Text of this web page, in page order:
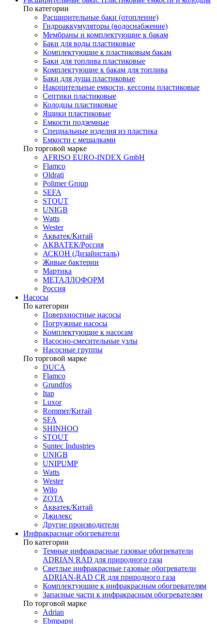
По категории
Расширительные баки (отопление)
Гидроаккумуляторы (водоснабжение)
Мембраны и комплектующие к бакам
Баки для воды пластиковые
Комплектующие к пластиковым бакам
Баки для топлива пластиковые
Комплектующие к бакам для топлива
Баки для душа пластиковые
Накопительные емкости, кессоны пластиковые
Септики пластиковые
Колодцы пластиковые
Ящики пластиковые
Емкости подземные
Специальные изделия из пластика
Емкости с мешалками
По торговой марке
AFRISO EURO-INDEX GmbH
Flamco
Oldrati
Polimer Group
SEFA
STOUT
UNIGB
Watts
Wester
Акватек/Китай
АКВАТЕК/Россия
АСКОН (Дизайнсталь)
Живые бактерии
Мартика
МЕТАЛЛОФОРМ
Россия
Насосы
По категории
Поверхностные насосы
Погружные насосы
Комплектующие к насосам
Насосно-смесительные узлы
Насосные группы
По торговой марке
DUCA
Flamco
Grundfos
Itap
Luxor
Rommer/Китай
SFA
SHINHOO
STOUT
Suntec Industries
UNIGB
UNIPUMP
Watts
Wester
Wilo
ZOTA
Акватек/Китай
Джилекс
Другие производители
Инфракрасные обогреватели
По категории
Темные инфракрасные газовые обогреватели
ADRIAN RAD для природного газа
Светлые инфракрасные газовые обогреватели
ADRIAN-RAD CR для природного газа
Комплектующие к инфракрасным обогревателям
Запасные части к инфракрасным обогревателям
По торговой марке
Adrian
Ebmpapst